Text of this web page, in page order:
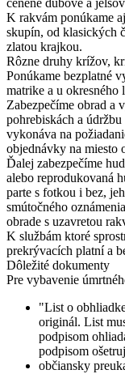
cenené dubové a
K rakvám ponúkame
skupín, od klasických
zlatou krajkou.
Rôzne druhy krížov,
Ponúkame bezplatné
matrike a u okresného
Zabezpečíme obrad a
pohrebiskách a
vykonáva na
objednávky na miesto
Ďalej zabezpečíme
alebo reprodukovaná
parte s fotkou i bez,
smútočného
obrade s uzavretou
K službám ktoré
prekrývacích platní a
Dôležité dokumenty
Pre vybavenie
"List o
originál. List
podpisom
podpisom
občiansky